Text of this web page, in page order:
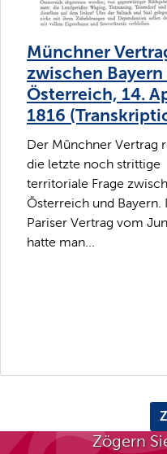
Münchner
zwischen
Österreich, 14.
1816
Der Münchner Vertrag
die letzte noch strittige
territoriale Frage
Österreich und Bayern.
Pariser Vertrag vom
hatte man...
Zögern